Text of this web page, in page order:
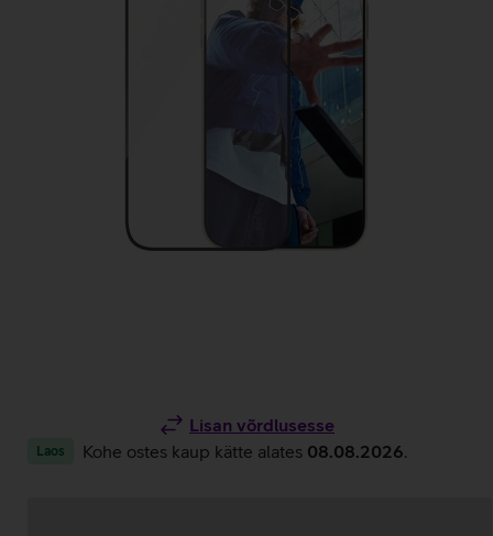
Lisan võrdlusesse
Laos Kohe ostes kaup kätte alates 08.08.2026